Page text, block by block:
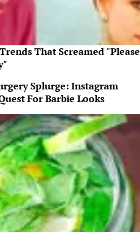
That Screamed "Please
Splurge: Instagram
For Barbie Looks